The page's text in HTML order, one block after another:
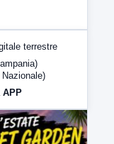
LabNews (Diretta)
LabNews (replica)
terrestre
Nazionale)
APP